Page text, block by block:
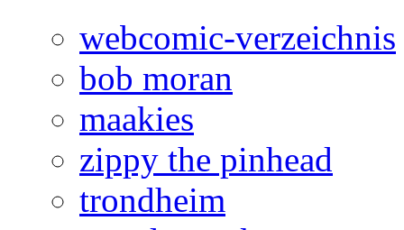
webcomic-verzeichnis
bob moran
maakies
zippy the pinhead
trondheim